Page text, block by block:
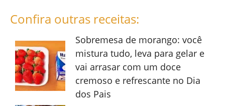
Confira outras receitas:
Sobremesa de morango: você
mistura tudo, leva para gelar e
vai arrasar com um doce
cremoso e refrescante no Dia
dos Pais